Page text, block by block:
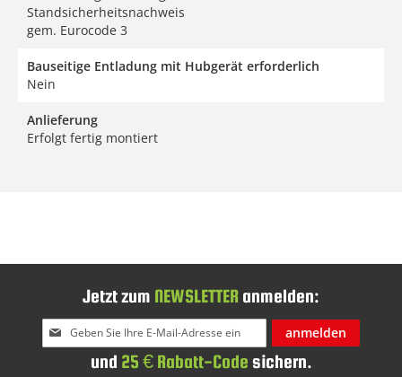
Standsicherheitsnachweis
gem. Eurocode 3
Bauseitige Entladung mit Hubgerät erforderlich
Nein
Anlieferung
Erfolgt fertig montiert
Jetzt zum NEWSLETTER anmelden:
Melden
Sie
anmelden
und 25 € Rabatt-Code sichern.